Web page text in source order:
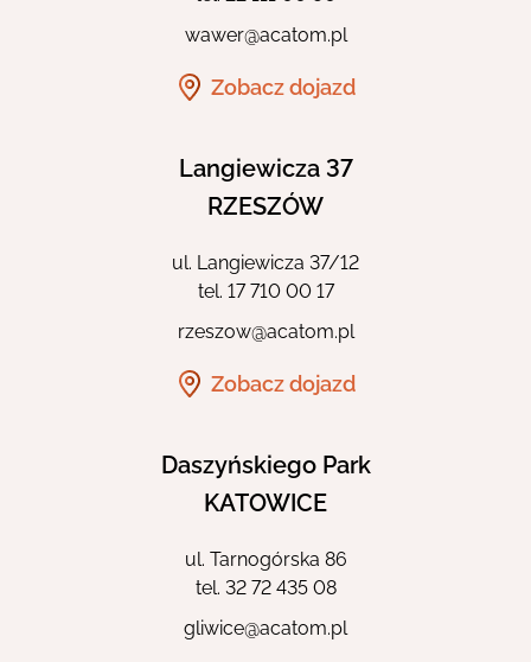
wawer@acatom.pl
Zobacz dojazd
Langiewicza 37
RZESZÓW
ul. Langiewicza 37/12
tel. 17 710 00 17
rzeszow@acatom.pl
Zobacz dojazd
Daszyńskiego Park
KATOWICE
ul. Tarnogórska 86
tel. 32 72 435 08
gliwice@acatom.pl